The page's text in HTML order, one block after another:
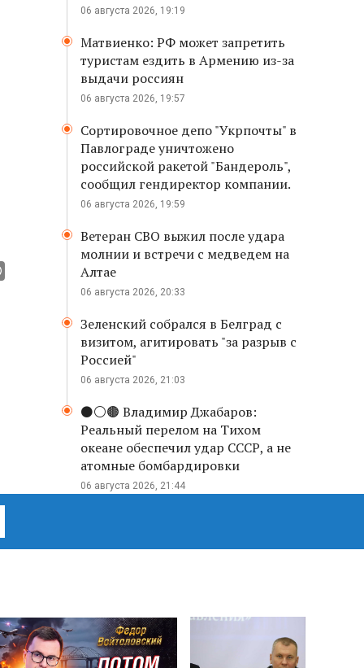
06 августа 2026, 19:19
Матвиенко: РФ может запретить
туристам ездить в Армению из-за
выдачи россиян
06 августа 2026, 19:57
Сортировочное депо "Укрпочты" в
Павлограде уничтожено
российской ракетой "Бандероль",
сообщил гендиректор компании.
06 августа 2026, 19:59
Ветеран СВО выжил после удара
молнии и встречи с медведем на
Алтае
06 августа 2026, 20:33
Зеленский собрался в Белград с
визитом, агитировать "за разрыв с
Россией"
06 августа 2026, 21:03
⚫️⚪️🟤 Владимир Джабаров:
Реальный перелом на Тихом
океане обеспечил удар СССР, а не
атомные бомбардировки
06 августа 2026, 21:44